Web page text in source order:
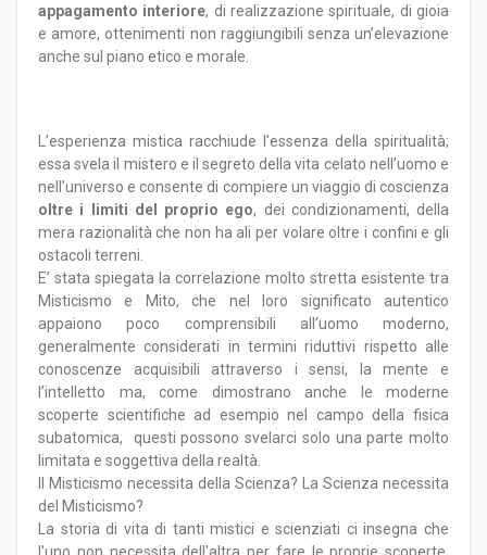
appagamento interiore, di realizzazione spirituale, di gioia
e amore, ottenimenti non raggiungibili senza un’elevazione
anche sul piano etico e morale.
L’esperienza mistica racchiude l’essenza della spiritualità;
essa svela il mistero e il segreto della vita celato nell’uomo e
nell’universo e consente di compiere un viaggio di coscienza
oltre i limiti del proprio ego, dei condizionamenti, della
mera razionalità che non ha ali per volare oltre i confini e gli
ostacoli terreni.
E’ stata spiegata la correlazione molto stretta esistente tra
Misticismo e Mito, che nel loro significato autentico
appaiono poco comprensibili all’uomo moderno,
generalmente considerati in termini riduttivi rispetto alle
conoscenze acquisibili attraverso i sensi, la mente e
l’intelletto ma, come dimostrano anche le moderne
scoperte scientifiche ad esempio nel campo della fisica
subatomica, questi possono svelarci solo una parte molto
limitata e soggettiva della realtà.
Il Misticismo necessita della Scienza? La Scienza necessita
del Misticismo?
La storia di vita di tanti mistici e scienziati ci insegna che
l'uno non necessita dell'altra per fare le proprie scoperte,